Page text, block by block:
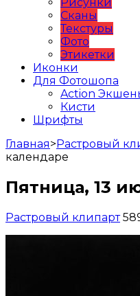
Сканы
Текстуры
Фото
Этикетки
Иконки
Для Фотошопа
Action
Кисти
Шрифты
Главная>Растровый
календаре
Пятница, 13
Растровый клипарт